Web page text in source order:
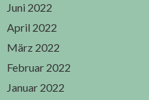
Juni 2022
April 2022
März 2022
Februar 2022
Januar 2022